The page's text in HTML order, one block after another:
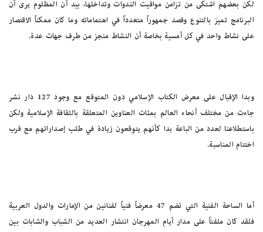
لكن بعضهم اشتكى من تزامن مواقيت الندوات وتداخلها، بيد أن المظلوم يرى أن
البرنامج تميز بالتنوع وقصد جمهوراً متعدداً في اهتماماته وما كان ممكناً الاقتصار
على نشاط واحد في كل أمسية بخاصة أن النشاط منجز من طرف جهات عدة.
وبدا الإقبال على معرض الكتاب الإسلامي دون المتوقع مع وجود 127 دار نشر
جاءت من مختلف أنحاء العالم بمئات العناوين المتعلقة بالثقافة الإسلامية ولكن
باستطلاعنا لعدد من الباعة بدا كأنهم يتوقعون زيادة في طلب إصداراتهم مع قرب
اختتام المناسبة.
أما الساحة الفنية التي تضم 47 معرضاً فنياً لفنانين من الإمارات والدول العربية
فلقد كان ملفتاً على مدار أيام المهرجان انتشار العديد من الشباب والشابات بين